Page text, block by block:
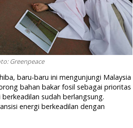
Greenpeace
baru-baru ini mengunjungi Malaysia
bahan bakar fosil sebagai prioritas
sudah berlangsung.
energi berkeadilan dengan